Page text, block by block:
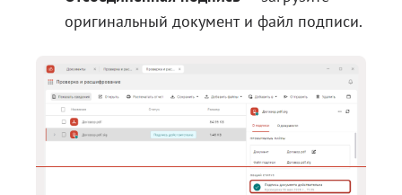
оригинальный документ и файл подписи.